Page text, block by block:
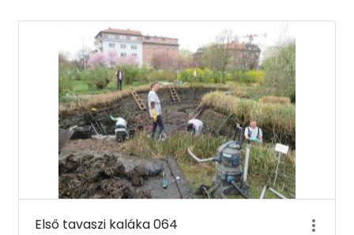
Első tavaszi kaláka 064